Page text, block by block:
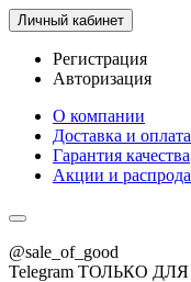
Личный кабинет
Регистрация
Авторизация
О компании
Доставка и оплата
Гарантия качества
Акции и
@sale_of_good
Telegram ТОЛЬКО